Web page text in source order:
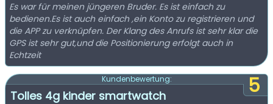
Es war für meinen jüngeren Bruder. Es ist einfach zu
bedienen.Es ist auch einfach ,ein Konto zu registrieren und
die APP zu verknüpfen. Der Klang des Anrufs ist sehr klar die
GPS ist sehr gut,und die Positionierung erfolgt auch in
Echtzeit
5
Kundenbewertung:
Tolles 4g kinder smartwatch